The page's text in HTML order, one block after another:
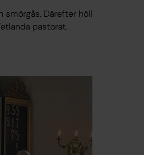
smörgås. Därefter höll
pastorat.